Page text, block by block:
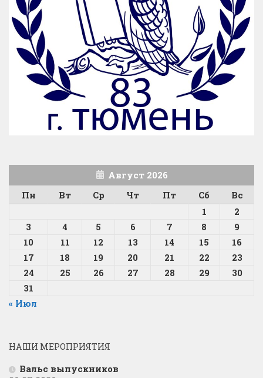
Август 2026
Пн
Вт Ср Чт Пт Сб
Вс
1
2
3
4 5 6 7 8
9
10
11 12 13 14 15
16
17
18 19 20 21 22
23
24
25 26 27 28 29
30
31
« Июл
НАШИ МЕРОПРИЯТИЯ
Вальс выпускников